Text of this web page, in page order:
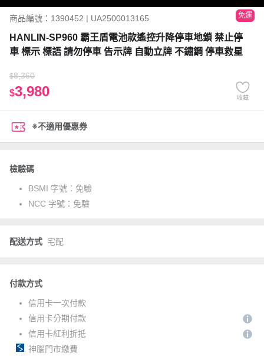
商品編號：1390452 | UA2500013165 免運
HANLIN-SP960 霸王盾電池款遙控升降停車地鎖 禁止停
車 標示 標語 請勿停車 告示牌 自動立牌 不鏽鋼 停車救星
$8,360
$3,980 收藏
※不適用優惠券
檢驗碼
BSMI 字號： 免驗
NCC 字號： 免驗
配送方式 宅配
付款方式
信用卡一次付款
信用卡分期付款
信用卡紅利折抵
神腦門市繳費